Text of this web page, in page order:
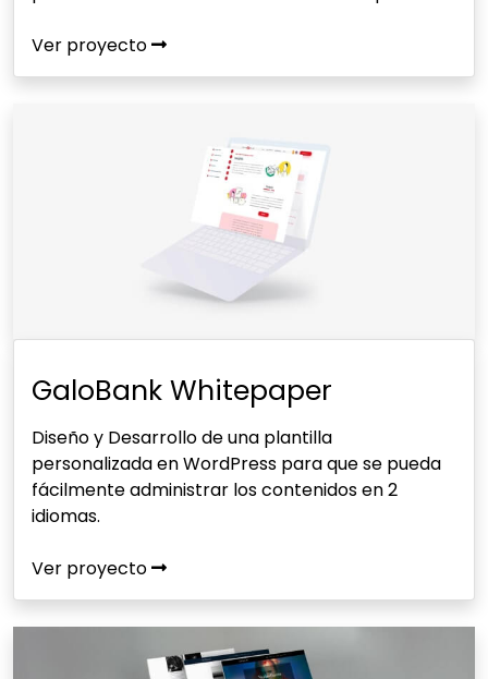
Ver proyecto
GaloBank Whitepaper
Diseño y Desarrollo de una plantilla
personalizada en WordPress para que se pueda
fácilmente administrar los contenidos en 2
idiomas.
Ver proyecto